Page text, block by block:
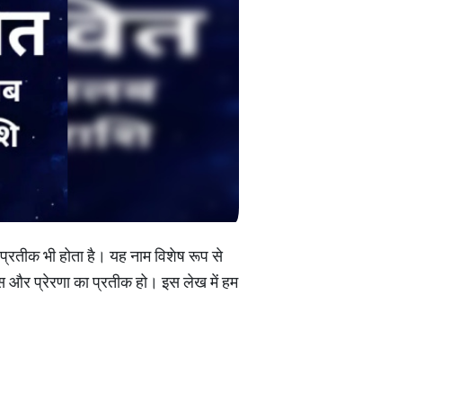
भी होता है। यह नाम विशेष रूप से
और प्रेरणा का प्रतीक हो। इस लेख में हम